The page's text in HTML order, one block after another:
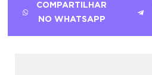
COMPARTILHAR
NO WHATSAPP